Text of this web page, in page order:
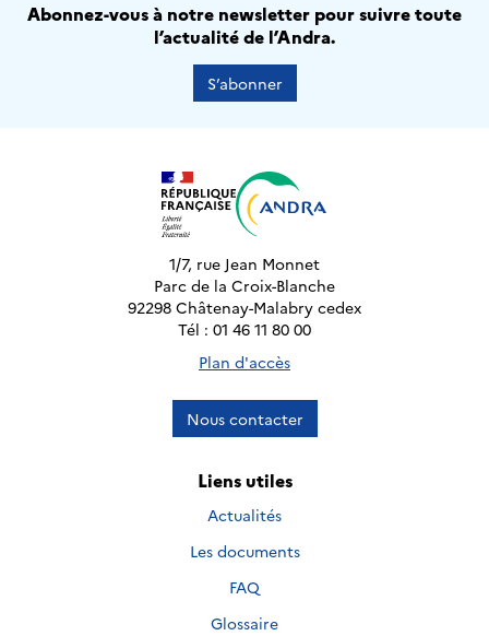
Abonnez-vous à notre newsletter pour suivre toute
l’actualité de l’Andra.
S’abonner
1/7, rue Jean Monnet
Parc de la Croix-Blanche
92298 Châtenay-Malabry cedex
Tél : 01 46 11 80 00
Plan d'accès
Nous contacter
Liens utiles
Actualités
Les documents
FAQ
Glossaire